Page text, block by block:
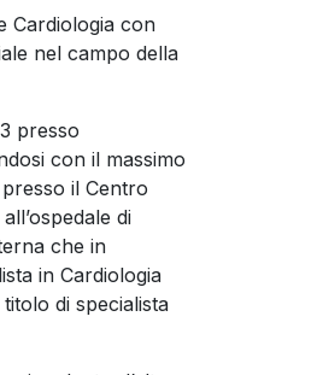
Cardiologia con
nel campo della
presso
con il massimo
il Centro
di
che in
in Cardiologia
di specialista